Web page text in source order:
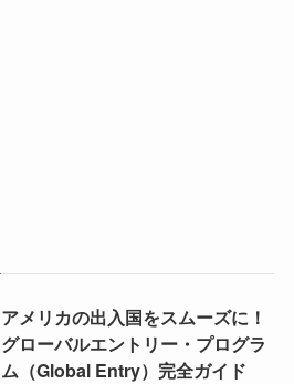
アメリカの出入国をスムーズに！
グローバルエントリー・プログラ
ム（Global Entry）完全ガイド